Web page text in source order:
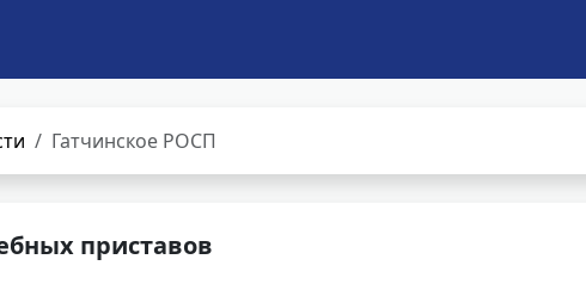
Гатчинское РОСП
приставов